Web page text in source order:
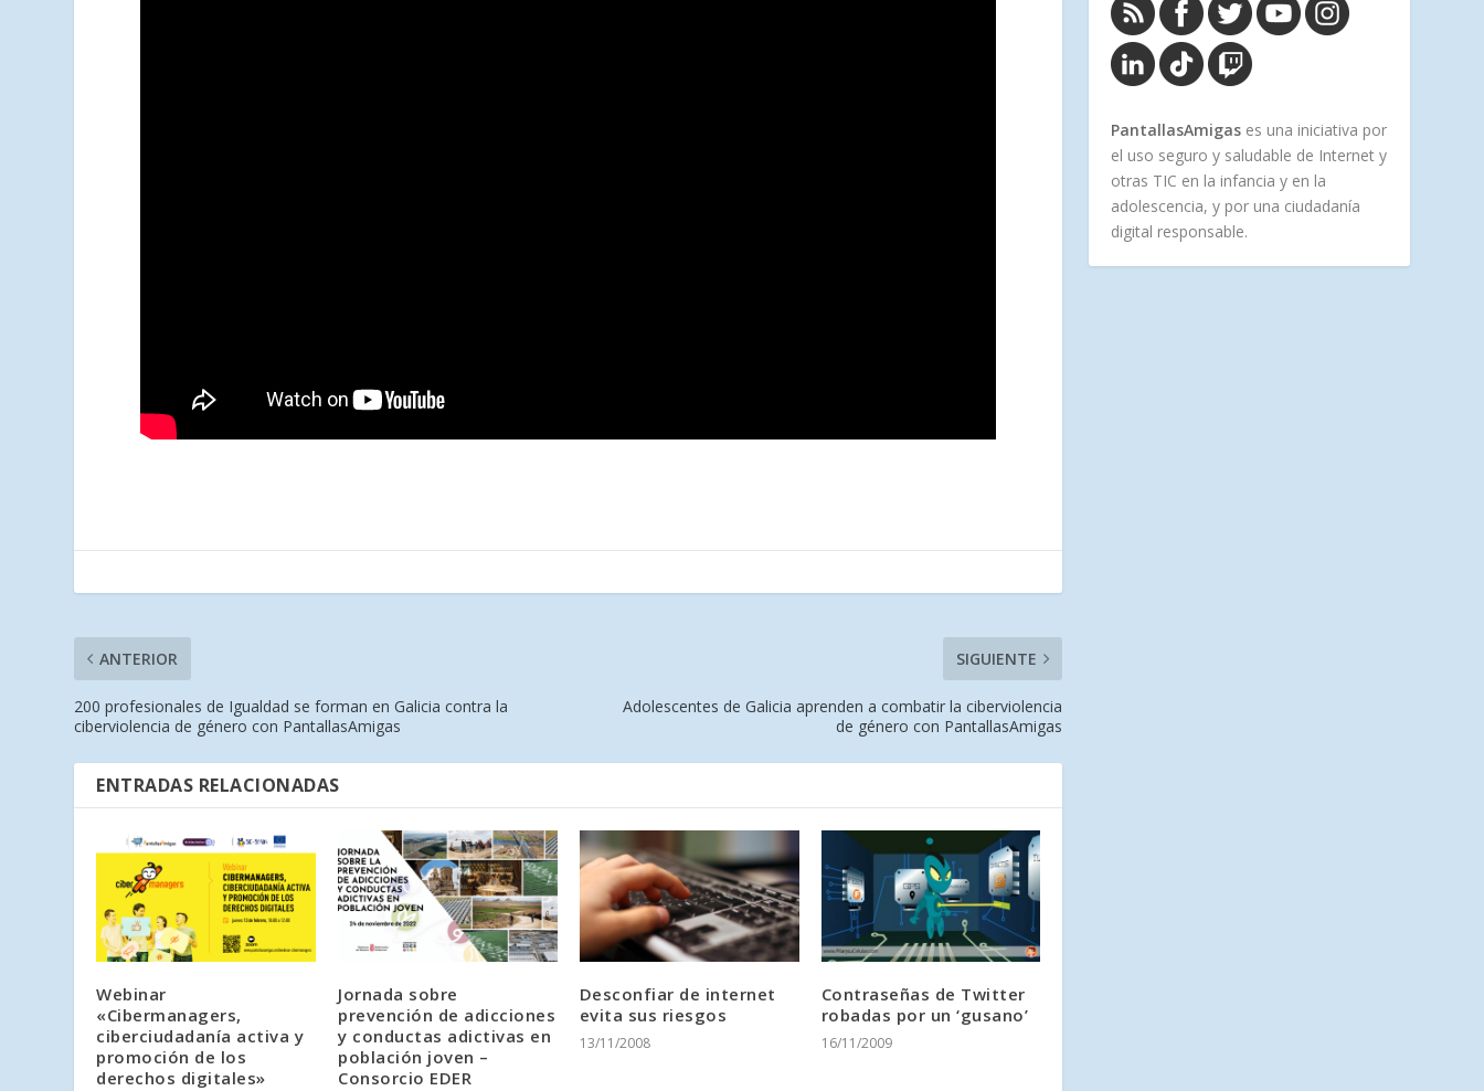
ANTERIOR
200 profesionales de Igualdad se forman en Galicia contra la
ciberviolencia de género con PantallasAmigas
SIGUIENTE
Adolescentes de Galicia aprenden a combatir la ciberviolencia
de género con PantallasAmigas
ENTRADAS RELACIONADAS
Webinar
«Cibermanagers,
ciberciudadanía activa y
promoción de los
derechos digitales»
Jornada sobre
prevención de adicciones
y conductas adictivas en
población joven –
Consorcio EDER
Desconfiar de internet
evita sus riesgos
13/11/2008
Contraseñas de Twitter
robadas por un ‘gusano’
16/11/2009
PantallasAmigas es una iniciativa por
el uso seguro y saludable de Internet y
otras TIC en la infancia y en la
adolescencia, y por una ciudadanía
digital responsable.